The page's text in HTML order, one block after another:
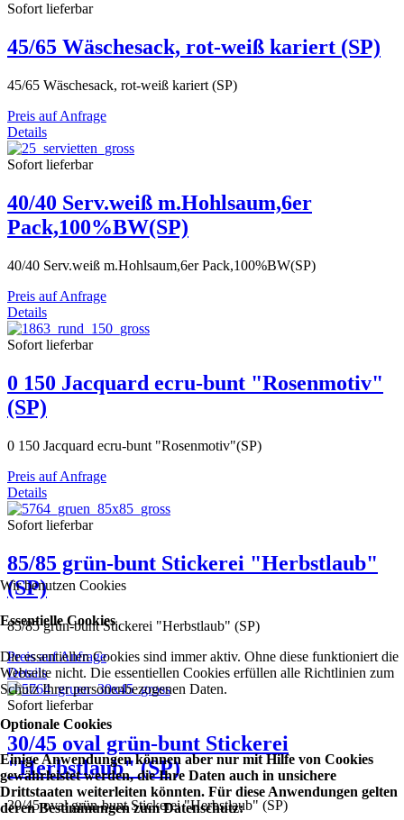
Sofort lieferbar
45/65 Wäschesack, rot-weiß kariert (SP)
45/65 Wäschesack, rot-weiß kariert (SP)
Preis auf Anfrage
Details
Sofort lieferbar
40/40 Serv.weiß m.Hohlsaum,6er
Pack,100%BW(SP)
40/40 Serv.weiß m.Hohlsaum,6er Pack,100%BW(SP)
Preis auf Anfrage
Details
Sofort lieferbar
0 150 Jacquard ecru-bunt "Rosenmotiv"
(SP)
0 150 Jacquard ecru-bunt "Rosenmotiv"(SP)
Preis auf Anfrage
Details
Sofort lieferbar
85/85 grün-bunt Stickerei "Herbstlaub"
(SP)
85/85 grün-bunt Stickerei "Herbstlaub" (SP)
Preis auf Anfrage
Details
Sofort lieferbar
30/45 oval grün-bunt Stickerei
"Herbstlaub" (SP)
30/45 oval grün-bunt Stickerei "Herbstlaub" (SP)
Wir benutzen Cookies
Essentielle Cookies
Die essentiellen Cookies sind immer aktiv. Ohne diese funktioniert die
Webseite nicht. Die essentiellen Cookies erfüllen alle Richtlinien zum
Schutz Ihrer personenbezogenen Daten.
Optionale Cookies
Einige Anwendungen können aber nur mit Hilfe von Cookies
gewährleistet werden, die Ihre Daten auch in unsichere
Drittstaaten weiterleiten könnten. Für diese Anwendungen gelten
deren Bestimmungen zum Datenschutz: